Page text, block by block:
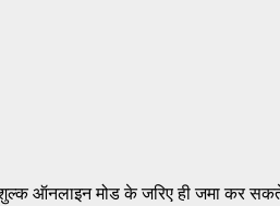
ऑनलाइन मोड के जरिए ही जमा कर